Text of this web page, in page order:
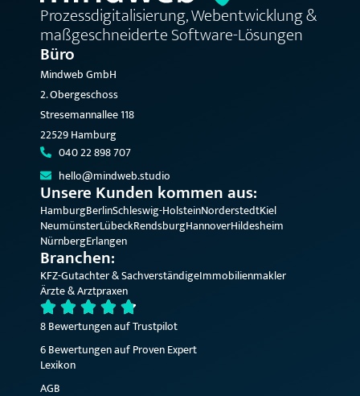
Prozessdigitalisierung, Webentwicklung &
maßgeschneiderte Software-Lösungen
Büro
Mindweb GmbH
2. Obergeschoss
Stresemannallee 118
22529 Hamburg
040 22 898 707
hello@mindweb.studio
Unsere Kunden kommen aus:
HamburgBerlinSchleswig-HolsteinNorderstedtKiel
NeumünsterLübeckRendsburgHannoverHildesheim
NürnbergErlangen
Branchen:
KFZ-Gutachter & SachverständigeImmobilienmakler
Ärzte & Arztpraxen
8 Bewertungen auf Trustpilot
6 Bewertungen auf Proven Expert
Lexikon
AGB